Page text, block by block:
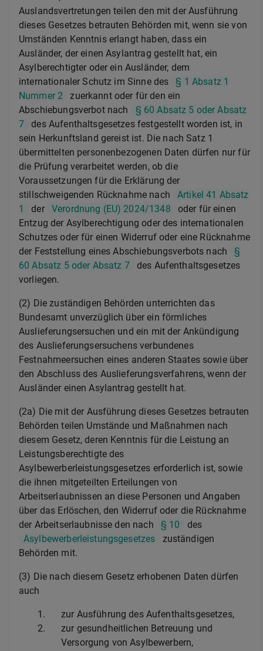
Auslandsvertretungen teilen den mit der Ausführung
dieses Gesetzes betrauten Behörden mit, wenn sie von
Umständen Kenntnis erlangt haben, dass ein
Ausländer, der einen Asylantrag gestellt hat, ein
Asylberechtigter oder ein Ausländer, dem
internationaler Schutz im Sinne des
§ 1 Absatz 1
Nummer 2
zuerkannt oder für den ein
Abschiebungsverbot nach
§ 60 Absatz 5 oder Absatz
7
des Aufenthaltsgesetzes festgestellt worden ist, in
sein Herkunftsland gereist ist. Die nach Satz 1
übermittelten personenbezogenen Daten dürfen nur für
die Prüfung verarbeitet werden, ob die
Voraussetzungen für die Erklärung der
stillschweigenden Rücknahme nach
Artikel 41 Absatz
1
der Verordnung (EU) 2024/1348
oder für einen
Entzug der Asylberechtigung oder des internationalen
Schutzes oder für einen Widerruf oder eine Rücknahme
der Feststellung eines Abschiebungsverbots nach
§
60 Absatz 5 oder Absatz 7
des Aufenthaltsgesetzes
vorliegen.
(2) Die zuständigen Behörden unterrichten das
Bundesamt unverzüglich über ein förmliches
Auslieferungsersuchen und ein mit der Ankündigung
des Auslieferungsersuchens verbundenes
Festnahmeersuchen eines anderen Staates sowie über
den Abschluss des Auslieferungsverfahrens, wenn der
Ausländer einen Asylantrag gestellt hat.
(2a) Die mit der Ausführung dieses Gesetzes betrauten
Behörden teilen Umstände und Maßnahmen nach
diesem Gesetz, deren Kenntnis für die Leistung an
Leistungsberechtigte des
Asylbewerberleistungsgesetzes erforderlich ist, sowie
die ihnen mitgeteilten Erteilungen von
Arbeitserlaubnissen an diese Personen und Angaben
über das Erlöschen, den Widerruf oder die Rücknahme
der Arbeitserlaubnisse den nach
§ 10
des
Asylbewerberleistungsgesetzes
zuständigen
Behörden mit.
(3) Die nach diesem Gesetz erhobenen Daten dürfen
auch
1.
zur Ausführung des Aufenthaltsgesetzes,
2.
zur gesundheitlichen Betreuung und
Versorgung von Asylbewerbern,